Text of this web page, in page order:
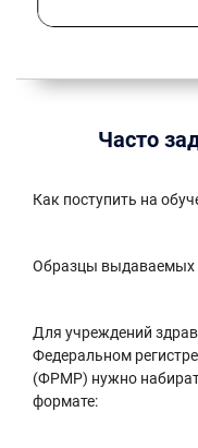
Часто
Как поступить на
Образцы выдаваемых
Для учреждений
Федеральном
(ФРМР) нужно
формате: